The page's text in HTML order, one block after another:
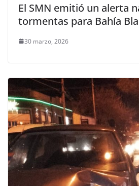
El SMN emitió un alerta
tormentas para Bahía
30 marzo, 2026